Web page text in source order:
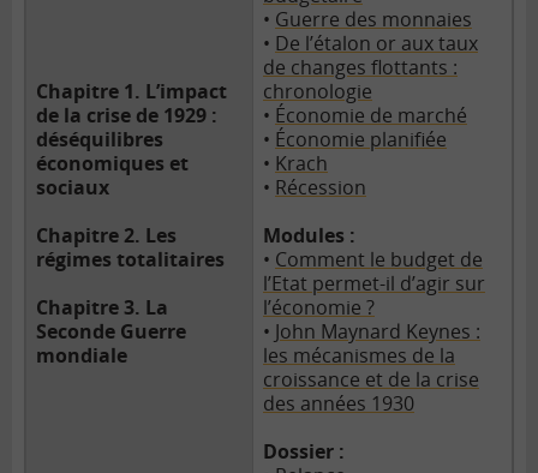
Chapitre 1. L’impact
de la crise de 1929 :
déséquilibres
économiques et
sociaux
Chapitre 2. Les
régimes totalitaires
Chapitre 3. La
Seconde Guerre
mondiale
• Guerre des monnaies
• De l’étalon or aux taux
de changes flottants :
chronologie
• Économie de marché
• Économie planifiée
• Krach
• Récession
Modules :
• Comment le budget de
l’Etat permet-il d’agir sur
l’économie ?
• John Maynard Keynes :
les mécanismes de la
croissance et de la crise
des années 1930
Dossier :